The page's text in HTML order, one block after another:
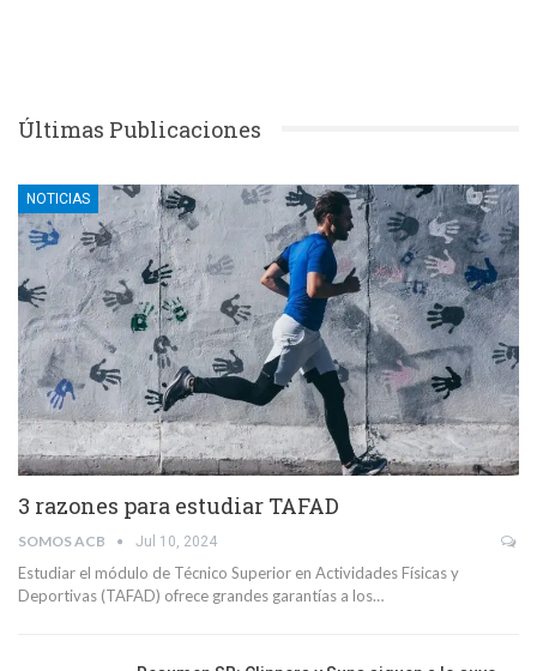
Últimas Publicaciones
NOTICIAS
3 razones para estudiar TAFAD
SOMOS ACB Jul 10, 2024
Estudiar el módulo de Técnico Superior en Actividades Físicas y
Deportivas (TAFAD) ofrece grandes garantías a los…